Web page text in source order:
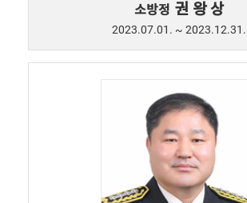
소방정 권 왕 상
2023.07.01. ~ 2023.12.31.